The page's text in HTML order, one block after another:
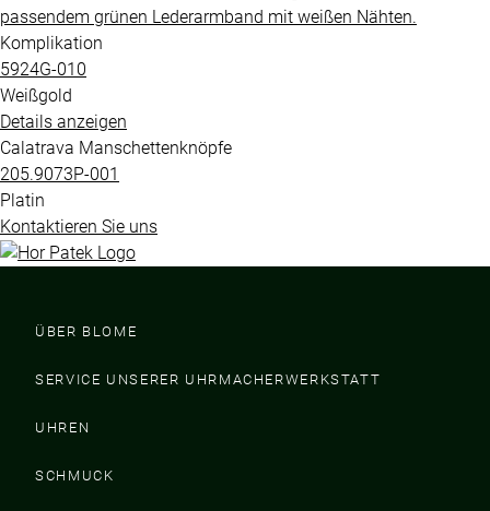
Komplikation
5924G​-010
Weißgold
Details anzeigen
Calatrava Manschettenknöpfe
205.9073P​-001
Platin
Kontaktieren Sie uns
ÜBER BLOME
SERVICE UNSERER UHRMACHERWERKSTATT
UHREN
SCHMUCK